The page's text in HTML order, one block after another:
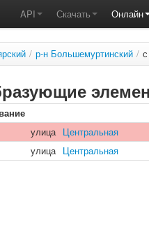
API Скачать Онлайн
/ р-н Большемуртинский /
улица Центральная
улица Центральная